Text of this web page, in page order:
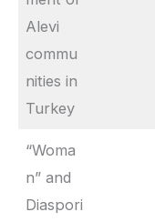
Alevi
commu
nities in
Turkey
“Woma
n” and
Diaspori